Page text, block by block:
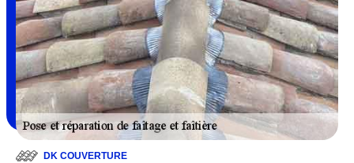
DK COUVERTURE